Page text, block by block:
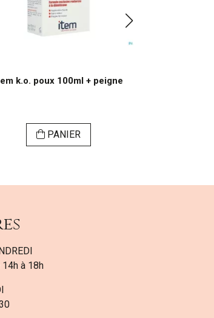
k.o. poux 100ml + peigne
PANIER
à 18h